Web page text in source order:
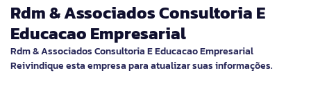
Rdm & Associados Consultoria E
Educacao Empresarial
Rdm & Associados Consultoria E Educacao Empresarial
Reivindique esta empresa para atualizar suas informações.